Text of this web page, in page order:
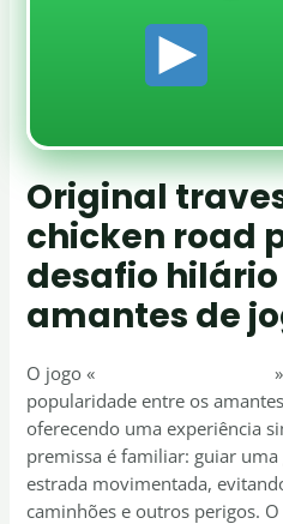
Original
chicken road
desafio
amantes de
O jogo « chicken road portugal
popularidade entre os
oferecendo uma experiência
premissa é familiar: guiar
estrada movimentada,
caminhões e outros perigos.